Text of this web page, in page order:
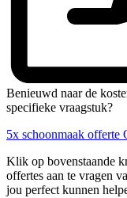
Benieuwd naar de
specifieke vraagstuk?
5x schoonmaak offerte
Klik op bovenstaande
offertes aan te vragen
jou perfect kunnen